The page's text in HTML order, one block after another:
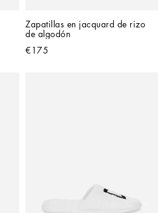
Zapatillas en jacquard de rizo
de algodón
€175